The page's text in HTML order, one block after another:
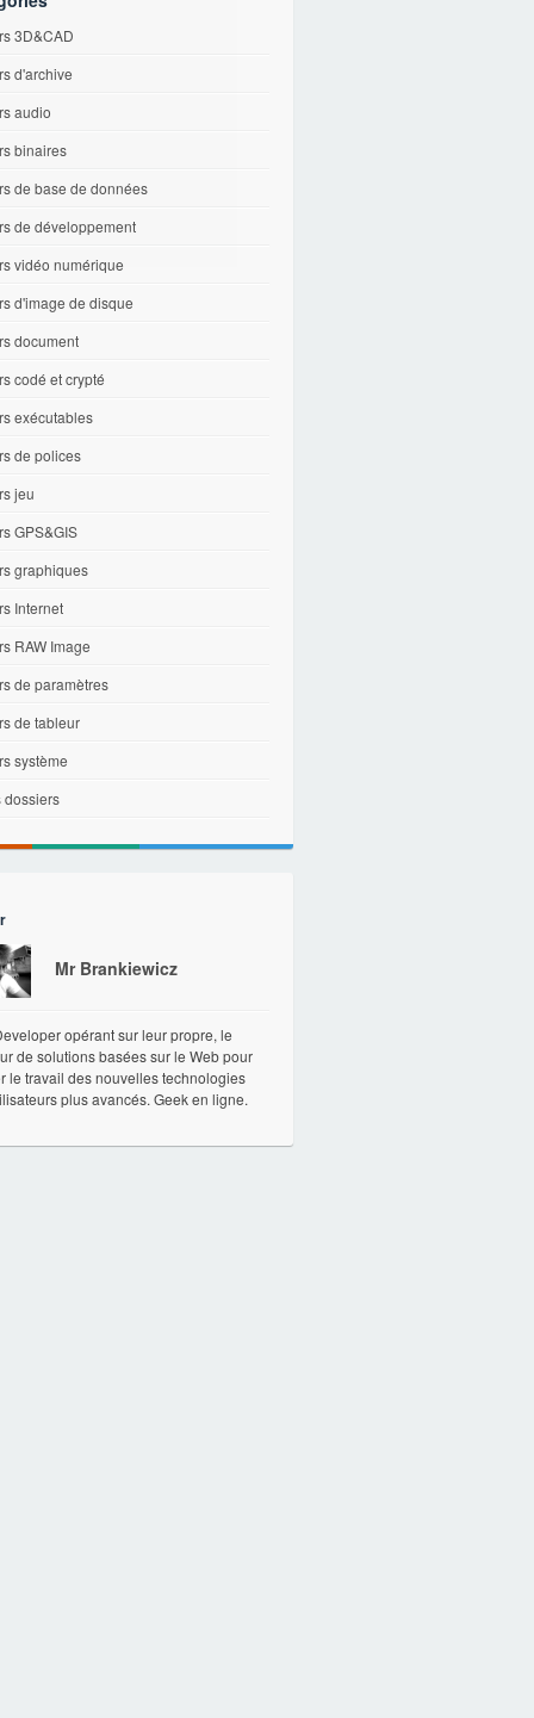
3D&CAD
d'archive
audio
binaires
de base de données
de développement
vidéo numérique
d'image de disque
document
codé et crypté
exécutables
de polices
jeu
GPS&GIS
graphiques
Internet
RAW Image
de paramètres
de tableur
système
dossiers
Mr Brankiewicz
opérant sur leur propre, le
de solutions basées sur le Web pour
le travail des nouvelles technologies
plus avancés. Geek en ligne.